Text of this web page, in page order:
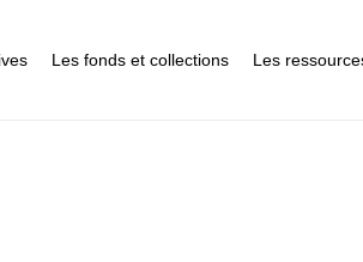
Les fonds et collections Les